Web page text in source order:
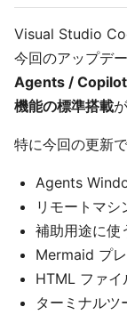
Visual Studio
今回のアップデ
Agents / Copilot
機能の標準搭載
特に今回の更新
Agents
リモートマ
補助用途に使
Mermaid プ
HTML ファイ
ターミナルツ